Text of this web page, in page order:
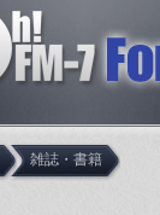
雑誌・書籍